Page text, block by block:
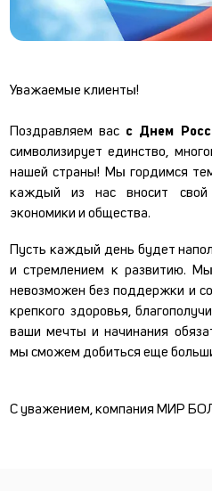
Уважаемые клиенты!
Поздравляем вас с Днем
символизирует единство,
нашей страны! Мы гордимся
каждый из нас вносит
экономики и общества.
Пусть каждый день будет
и стремлением к развитию.
невозможен без поддержки и
крепкого здоровья,
ваши мечты и начинания
мы сможем добиться еще
С уважением, компания МИР